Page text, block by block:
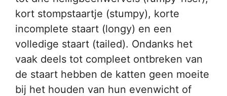
kort stompstaartje (stumpy), korte
incomplete staart (longy) en een
volledige staart (tailed). Ondanks het
vaak deels tot compleet ontbreken van
de staart hebben de katten geen moeite
bij het houden van hun evenwicht of